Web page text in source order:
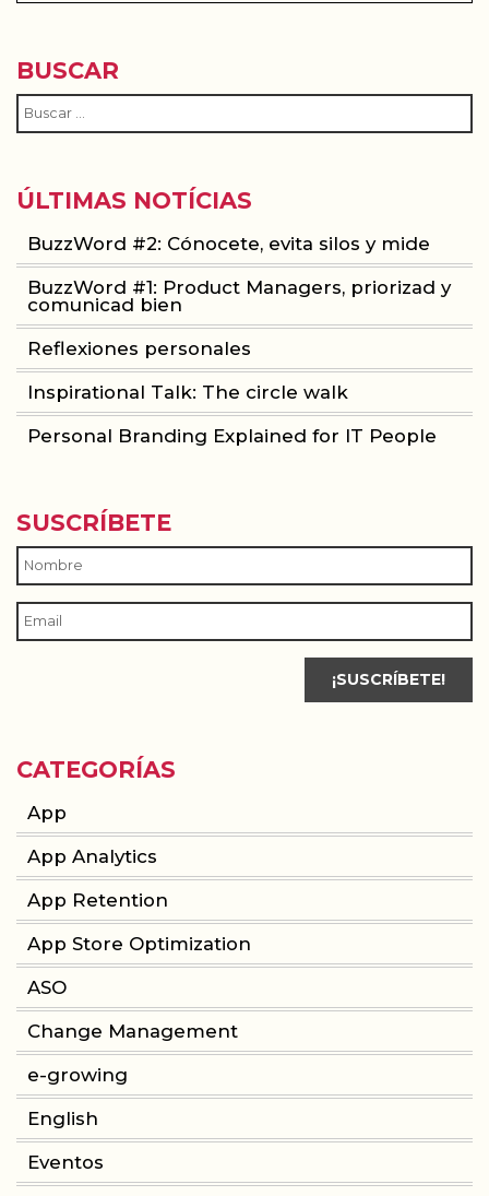
BUSCAR
ÚLTIMAS NOTÍCIAS
BuzzWord #2: Cónocete, evita silos y mide
BuzzWord #1: Product Managers, priorizad y
comunicad bien
Reflexiones personales
Inspirational Talk: The circle walk
Personal Branding Explained for IT People
SUSCRÍBETE
CATEGORÍAS
App
App Analytics
App Retention
App Store Optimization
ASO
Change Management
e-growing
English
Eventos